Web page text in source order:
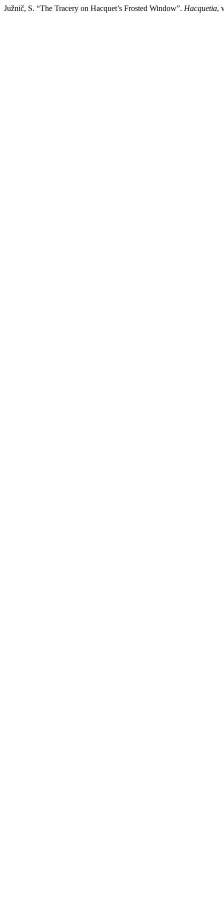
Južnič, S. “The Tracery on Hacquet’s Frosted Window”. Hacquetia,